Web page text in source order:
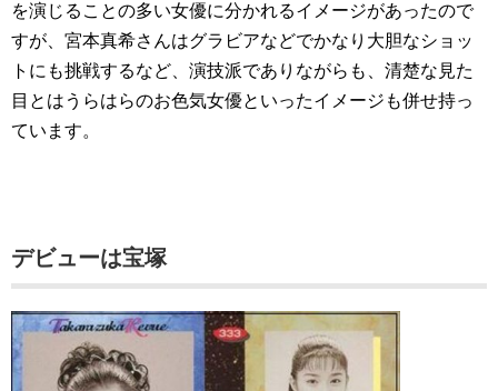
を演じることの多い女優に分かれるイメージがあったので
すが、宮本真希さんはグラビアなどでかなり大胆なショッ
トにも挑戦するなど、演技派でありながらも、清楚な見た
目とはうらはらのお色気女優といったイメージも併せ持っ
ています。
デビューは宝塚